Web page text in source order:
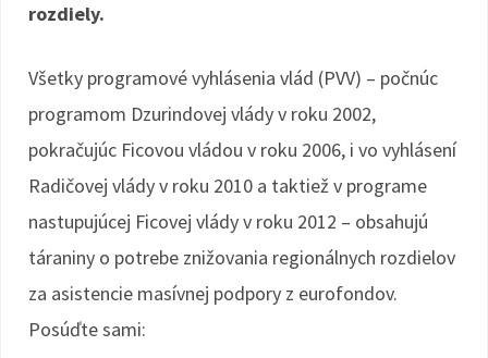
rozdiely.
Všetky programové vyhlásenia vlád (PVV) – počnúc
programom Dzurindovej vlády v roku 2002,
pokračujúc Ficovou vládou v roku 2006, i vo vyhlásení
Radičovej vlády v roku 2010 a taktiež v programe
nastupujúcej Ficovej vlády v roku 2012 – obsahujú
táraniny o potrebe znižovania regionálnych rozdielov
za asistencie masívnej podpory z eurofondov.
Posúďte sami: